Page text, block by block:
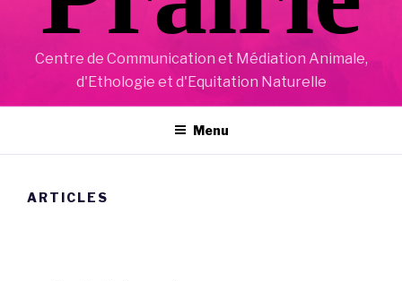
Centre de Communication et Médiation Animale,
d'Ethologie et d'Equitation Naturelle
Menu
ARTICLES